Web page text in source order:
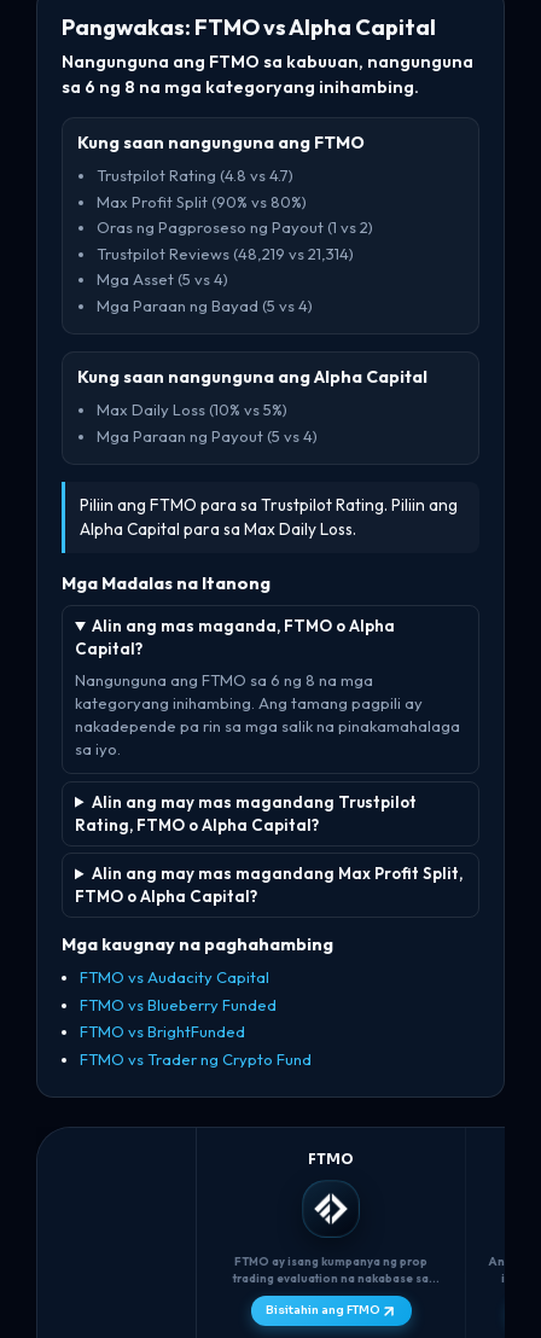
Pangwakas: FTMO vs Alpha Capital
Nangunguna ang FTMO sa kabuuan, nangunguna
sa 6 ng 8 na mga kategoryang inihambing.
Kung saan nangunguna ang FTMO
Trustpilot Rating (4.8 vs 4.7)
Max Profit Split (90% vs 80%)
Oras ng Pagproseso ng Payout (1 vs 2)
Trustpilot Reviews (48,219 vs 21,314)
Mga Asset (5 vs 4)
Mga Paraan ng Bayad (5 vs 4)
Kung saan nangunguna ang Alpha Capital
Max Daily Loss (10% vs 5%)
Mga Paraan ng Payout (5 vs 4)
Piliin ang FTMO para sa Trustpilot Rating. Piliin ang
Alpha Capital para sa Max Daily Loss.
Mga Madalas na Itanong
Alin ang mas maganda, FTMO o Alpha
Capital?
Nangunguna ang FTMO sa 6 ng 8 na mga
kategoryang inihambing. Ang tamang pagpili ay
nakadepende pa rin sa mga salik na pinakamahalaga
sa iyo.
Alin ang may mas magandang Trustpilot
Rating, FTMO o Alpha Capital?
Alin ang may mas magandang Max Profit Split,
FTMO o Alpha Capital?
Mga kaugnay na paghahambing
FTMO vs Audacity Capital
FTMO vs Blueberry Funded
FTMO vs BrightFunded
FTMO vs Trader ng Crypto Fund
FTMO
FTMO ay isang kumpanya ng prop
trading evaluation na nakabase sa
Prague na itinatag noong 2015 na
gumagamit ng dalawang hakbang na
hamon (FTMO Challenge + Verification)
Bisitahin ang FTMO
Ang
isang